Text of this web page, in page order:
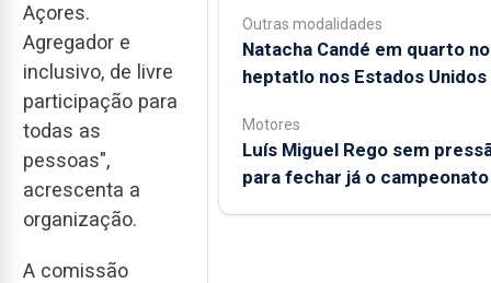
Açores.
Agregador e
inclusivo, de livre
participação para
todas as
pessoas",
acrescenta a
organização.
A comissão
Outras modalidades
Natacha Candé em quarto no
heptatlo nos Estados Unidos
Motores
Luís Miguel Rego sem
para fechar já o campeonato